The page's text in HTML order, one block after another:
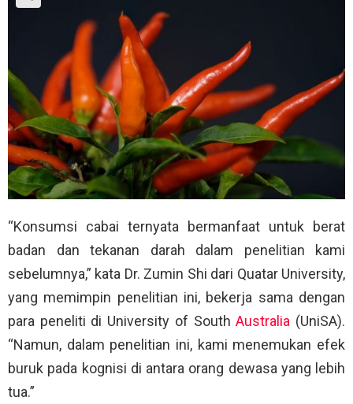
“Konsumsi cabai ternyata bermanfaat untuk berat
badan dan tekanan darah dalam penelitian kami
sebelumnya,” kata Dr. Zumin Shi dari Quatar University,
yang memimpin penelitian ini, bekerja sama dengan
para peneliti di University of SouthAustralia (UniSA).
“Namun, dalam penelitian ini, kami menemukan efek
buruk pada kognisi di antara orang dewasa yang lebih
tua.”